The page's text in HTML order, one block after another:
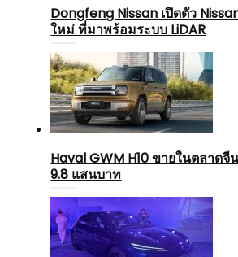
Dongfeng Nissan เปิดตัว
ใหม่ ที่มาพร้อมระบบ LiDAR
Haval GWM H10 ขายในตลาดจี
9.8 แสนบาท